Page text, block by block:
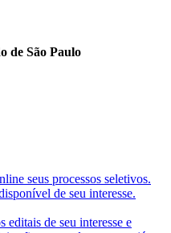
de São Paulo
seus processos seletivos.
de seu interesse.
editais de seu interesse e